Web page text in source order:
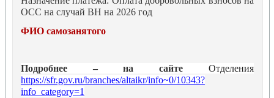
ОСС на случай ВН на 2026 год
ФИО самозанятого
Подробнее – на сайте Отделения
https://sfr.gov.ru/branches/altaikr/info~0/10343?
info_category=1